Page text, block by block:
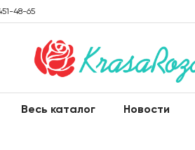
48-65
Весь каталог Новости